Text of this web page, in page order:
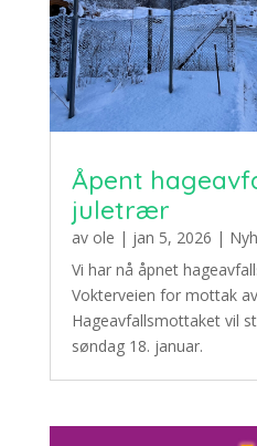
Åpent
juletrær
av ole | jan 5, 2026 |
Vi har nå åpnet
Vokterveien for mottak
Hageavfallsmottaket vil
søndag 18. januar.